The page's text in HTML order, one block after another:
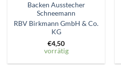
Backen Ausstecher
Schneemann
RBV Birkmann GmbH & Co.
KG
€4,50
vorrätig